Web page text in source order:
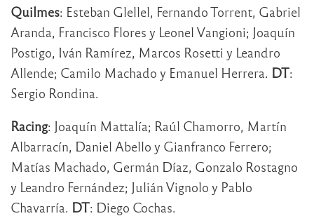
Quilmes: Esteban Glellel, Fernando Torrent, Gabriel
Aranda, Francisco Flores y Leonel Vangioni; Joaquín
Postigo, Iván Ramírez, Marcos Rosetti y Leandro
Allende; Camilo Machado y Emanuel Herrera. DT:
Sergio Rondina.
Racing: Joaquín Mattalía; Raúl Chamorro, Martín
Albarracín, Daniel Abello y Gianfranco Ferrero;
Matías Machado, Germán Díaz, Gonzalo Rostagno
y Leandro Fernández; Julián Vignolo y Pablo
Chavarría. DT: Diego Cochas.